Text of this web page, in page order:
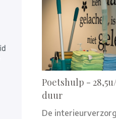
Poetshulp -
duur
De